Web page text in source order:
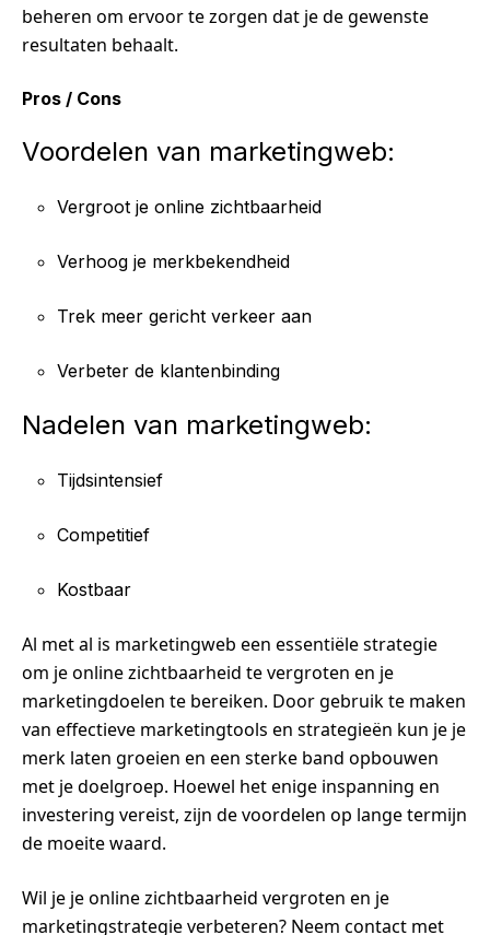
beheren om ervoor te zorgen dat je de gewenste
resultaten behaalt.
Pros / Cons
Voordelen van marketingweb:
Vergroot je online zichtbaarheid
Verhoog je merkbekendheid
Trek meer gericht verkeer aan
Verbeter de klantenbinding
Nadelen van marketingweb:
Tijdsintensief
Competitief
Kostbaar
Al met al is marketingweb een essentiële strategie
om je online zichtbaarheid te vergroten en je
marketingdoelen te bereiken. Door gebruik te maken
van effectieve marketingtools en strategieën kun je je
merk laten groeien en een sterke band opbouwen
met je doelgroep. Hoewel het enige inspanning en
investering vereist, zijn de voordelen op lange termijn
de moeite waard.
Wil je je online zichtbaarheid vergroten en je
marketingstrategie verbeteren? Neem contact met